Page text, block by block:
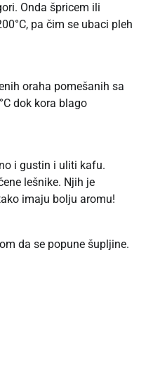
Onda špricem ili
pa čim se ubaci pleh
oraha pomešanih sa
dok kora blago
i gustin i uliti kafu.
lešnike. Njih je
imaju bolju aromu!
da se popune šupljine.